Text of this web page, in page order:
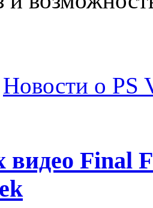
Новости о PS
Final